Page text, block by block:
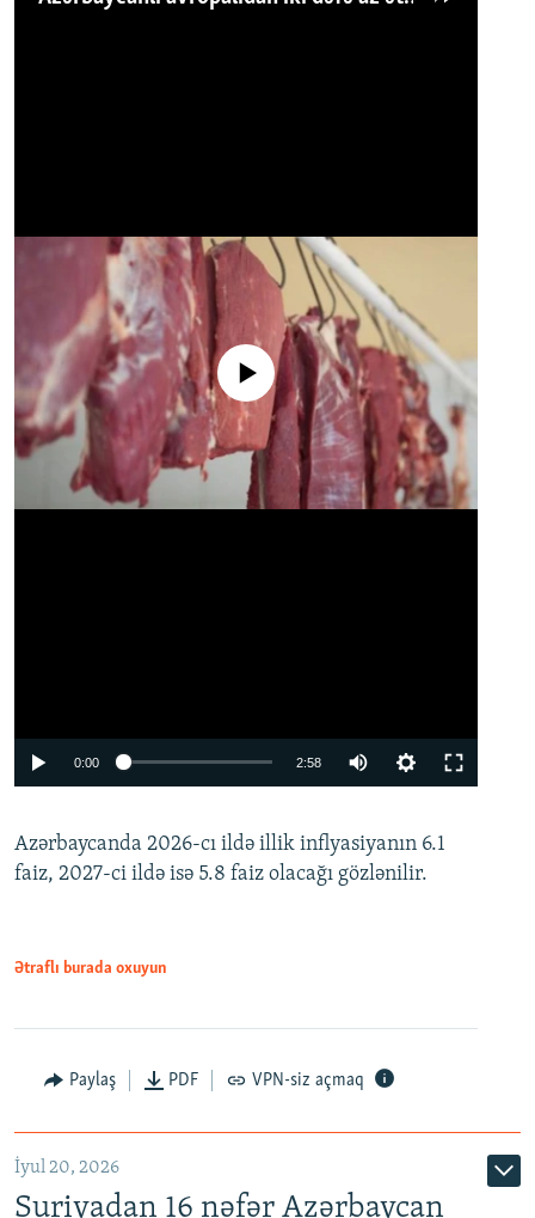
Auto
No media source currently available
0:00 2:58
360p
480p
Azərbaycanda 2026-cı ildə illik inflyasiyanın 6.1
faiz, 2027-ci ildə isə 5.8 faiz olacağı gözlənilir.
Ətraflı burada oxuyun
Paylaş PDF VPN-siz açmaq
İyul 20, 2026
Suriyadan 16 nəfər Azərbaycan